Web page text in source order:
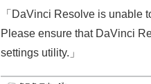
「DaVinci Resolve is unable
Please ensure that DaVinci
settings utility.」